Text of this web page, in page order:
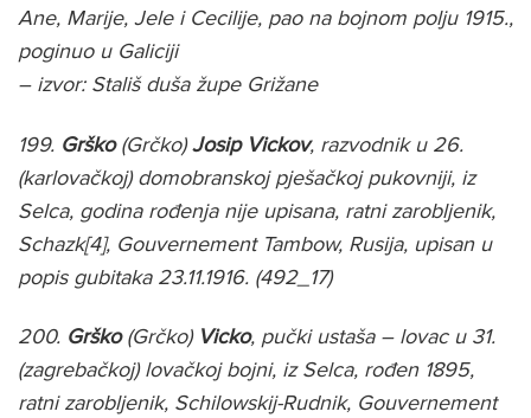
Ane, Marije, Jele i Cecilije, pao na bojnom polju 1915.,
poginuo u Galiciji
– izvor: Stališ duša župe Grižane
199. Grško(Grčko)Josip Vickov, razvodnik u 26.
(karlovačkoj) domobranskoj pješačkoj pukovniji, iz
Selca, godina rođenja nije upisana, ratni zarobljenik,
Schazk[4], Gouvernement Tambow, Rusija, upisan u
popis gubitaka 23.11.1916. (492_17)
200. Grško(Grčko)Vicko, pučki ustaša – lovac u 31.
(zagrebačkoj) lovačkoj bojni, iz Selca, rođen 1895,
ratni zarobljenik, Schilowskij-Rudnik, Gouvernement